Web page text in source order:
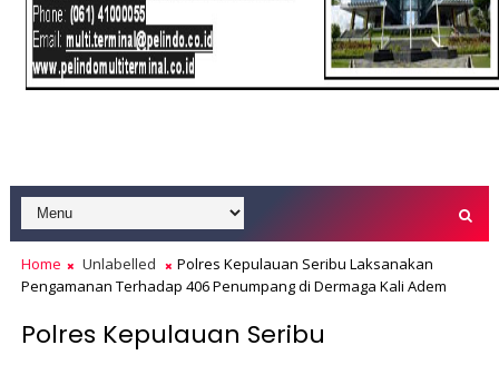
Home Unlabelled
Polres Kepulauan Seribu Laksanakan
Pengamanan Terhadap 406 Penumpang di Dermaga Kali Adem
Polres Kepulauan Seribu